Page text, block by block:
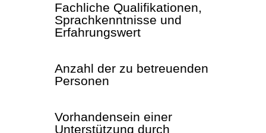
Fachliche Qualifikationen,
Sprachkenntnisse und
Erfahrungswert
Anzahl der zu betreuenden
Personen
Vorhandensein einer
Unterstützung durch